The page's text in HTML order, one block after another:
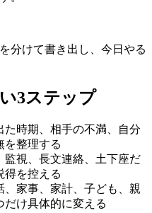
分けて書き出し、今日やる
3ステップ
た時期、相手の不満、自分
を整理する
監視、長文連絡、土下座だ
得を控える
、家事、家計、子ども、親
け具体的に変える